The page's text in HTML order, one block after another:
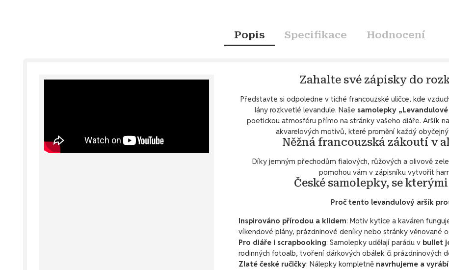
Popis Specifikace Hodnocení
Zahalte své zápisky do
Představte si odpoledne v tiché francouzské uličce, kde
lány rozkvetlé levandule. Naše samolepky
poetickou atmosféru přímo na stránky vašeho diáře. Aršík
akvarelových motivů, které promění každý
Něžná francouzská zákoutí v
Díky jemným přechodům fialových, růžových a olivově
pomohou vám v zápisníku vytvořit
České samolepky, se
Proč tento levandulový aršík
Inspirováno přírodou a klidem: Motiv kytice a kaváren
víkendové plány, prázdninové deníky nebo stránky věnované
Pro diáře i scrapbooking: Samolepky udělají parádu v bullet
rodinných fotoalb, tvoření dárkových obálek či prázdninových
Zlaté české ručičky: Nálepky kompletně navrhujeme a